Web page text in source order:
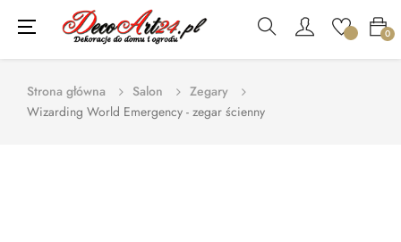
0
Toggle
navigation
☰
Strona główna Salon
Zegary
Wizarding World Emergency - zegar ścienny